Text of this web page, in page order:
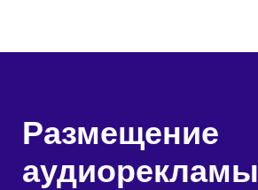
Размещение
аудиорекламы